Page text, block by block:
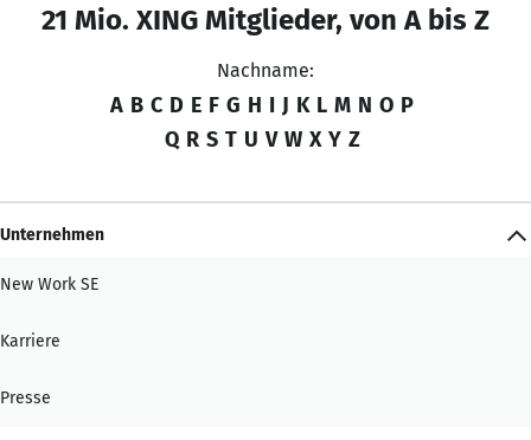
21 Mio. XING Mitglieder, von A bis Z
Nachname:
A B C D E F G H I J K L M N O P
Q R S T U V W X Y Z
Unternehmen
New Work SE
Karriere
Presse